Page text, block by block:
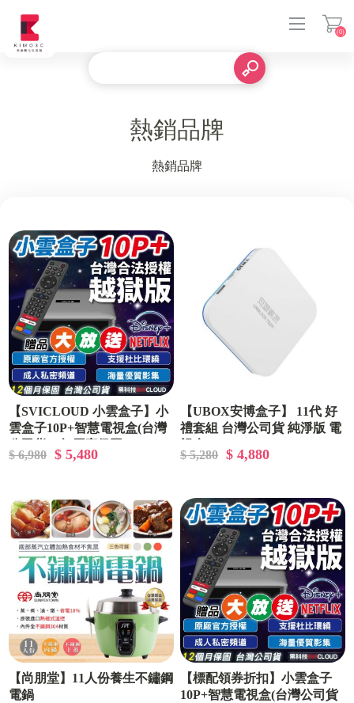
(0)
熱銷品牌
熱銷品牌
【SVICLOUD 小雲盒子】小
雲盒子10P+智慧電視盒(台灣
$ 6,980 $ 5,480
【UBOX安博盒子】 11代 好
禮套組 台灣公司貨 純淨版 電
$ 5,280 $ 4,880
【尚朋堂】11人份養生不鏽鋼
電鍋
【標配領券折扣】小雲盒子
10P+智慧電視盒(台灣公司貨